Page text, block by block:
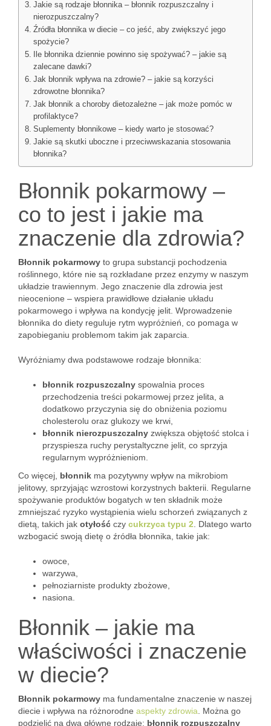
Jakie są rodzaje błonnika – błonnik rozpuszczalny i
nierozpuszczalny?
Źródła błonnika w diecie – co jeść, aby zwiększyć jego
spożycie?
Ile błonnika dziennie powinno się spożywać? – jakie są
zalecane dawki?
Jak błonnik wpływa na zdrowie? – jakie są korzyści
zdrowotne błonnika?
Jak błonnik a choroby dietozależne – jak może pomóc w
profilaktyce?
Suplementy błonnikowe – kiedy warto je stosować?
Jakie są skutki uboczne i przeciwwskazania stosowania
błonnika?
Błonnik pokarmowy –
co to jest i jakie ma
znaczenie dla zdrowia?
Błonnik pokarmowy to grupa substancji pochodzenia
roślinnego, które nie są rozkładane przez enzymy w naszym
układzie trawiennym. Jego znaczenie dla zdrowia jest
nieocenione – wspiera prawidłowe działanie układu
pokarmowego i wpływa na kondycję jelit. Wprowadzenie
błonnika do diety reguluje rytm wypróżnień, co pomaga w
zapobieganiu problemom takim jak zaparcia.
Wyróżniamy dwa podstawowe rodzaje błonnika:
błonnik rozpuszczalny spowalnia proces
przechodzenia treści pokarmowej przez jelita, a
dodatkowo przyczynia się do obniżenia poziomu
cholesterolu oraz glukozy we krwi,
błonnik nierozpuszczalny zwiększa objętość stolca i
przyspiesza ruchy perystaltyczne jelit, co sprzyja
regularnym wypróżnieniom.
Co więcej, błonnik ma pozytywny wpływ na mikrobiom
jelitowy, sprzyjając wzrostowi korzystnych bakterii. Regularne
spożywanie produktów bogatych w ten składnik może
zmniejszać ryzyko wystąpienia wielu schorzeń związanych z
dietą, takich jak otyłość czy cukrzyca typu 2 . Dlatego warto
wzbogacić swoją dietę o źródła błonnika, takie jak:
owoce,
warzywa,
pełnoziarniste produkty zbożowe,
nasiona.
Błonnik – jakie ma
właściwości i znaczenie
w diecie?
Błonnik pokarmowy ma fundamentalne znaczenie w naszej
diecie i wpływa na różnorodne aspekty zdrowia . Można go
podzielić na dwa główne rodzaje: błonnik rozpuszczalny